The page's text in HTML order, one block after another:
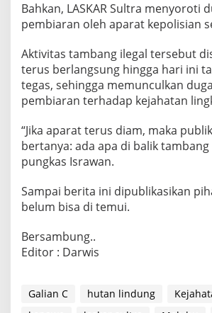
Bahkan, LASKAR Sultra menyoroti
pembiaran oleh aparat kepolisian
Aktivitas tambang ilegal tersebut
terus berlangsung hingga hari ini
tegas, sehingga memunculkan
pembiaran terhadap kejahatan
“Jika aparat terus diam, maka
bertanya: ada apa di balik tambang
pungkas Israwan.
Sampai berita ini dipublikasikan
belum bisa di temui.
Bersambung..
Editor : Darwis
Galian C hutan lindung